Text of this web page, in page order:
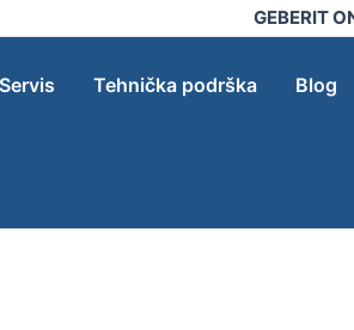
GEBERIT
Servis Tehnička podrška Blog